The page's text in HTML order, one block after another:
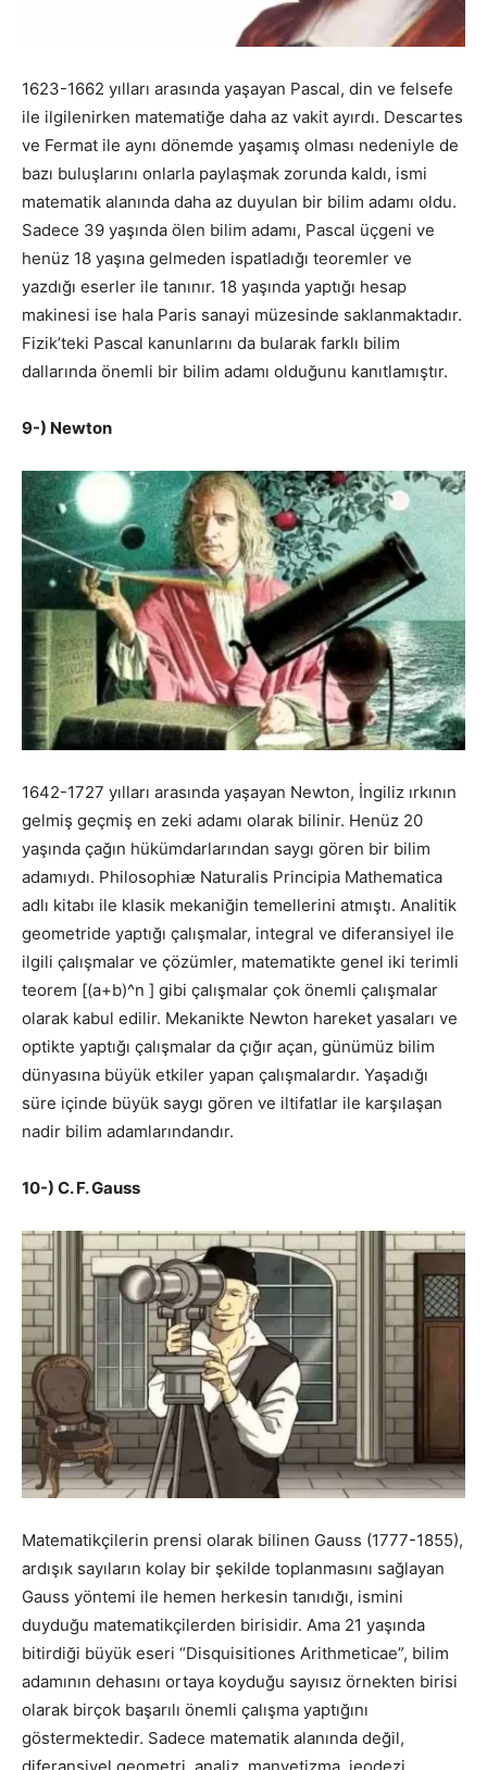
1623-1662 yılları arasında yaşayan Pascal, din ve felsefe
ile ilgilenirken matematiğe daha az vakit ayırdı. Descartes
ve Fermat ile aynı dönemde yaşamış olması nedeniyle de
bazı buluşlarını onlarla paylaşmak zorunda kaldı, ismi
matematik alanında daha az duyulan bir bilim adamı oldu.
Sadece 39 yaşında ölen bilim adamı, Pascal üçgeni ve
henüz 18 yaşına gelmeden ispatladığı teoremler ve
yazdığı eserler ile tanınır. 18 yaşında yaptığı hesap
makinesi ise hala Paris sanayi müzesinde saklanmaktadır.
Fizik’teki Pascal kanunlarını da bularak farklı bilim
dallarında önemli bir bilim adamı olduğunu kanıtlamıştır.
9-) Newton
1642-1727 yılları arasında yaşayan Newton, İngiliz ırkının
gelmiş geçmiş en zeki adamı olarak bilinir. Henüz 20
yaşında çağın hükümdarlarından saygı gören bir bilim
adamıydı. Philosophiæ Naturalis Principia Mathematica
adlı kitabı ile klasik mekaniğin temellerini atmıştı. Analitik
geometride yaptığı çalışmalar, integral ve diferansiyel ile
ilgili çalışmalar ve çözümler, matematikte genel iki terimli
teorem [(a+b)^n ] gibi çalışmalar çok önemli çalışmalar
olarak kabul edilir. Mekanikte Newton hareket yasaları ve
optikte yaptığı çalışmalar da çığır açan, günümüz bilim
dünyasına büyük etkiler yapan çalışmalardır. Yaşadığı
süre içinde büyük saygı gören ve iltifatlar ile karşılaşan
nadir bilim adamlarındandır.
10-) C. F. Gauss
Matematikçilerin prensi olarak bilinen Gauss (1777-1855),
ardışık sayıların kolay bir şekilde toplanmasını sağlayan
Gauss yöntemi ile hemen herkesin tanıdığı, ismini
duyduğu matematikçilerden birisidir. Ama 21 yaşında
bitirdiği büyük eseri “Disquisitiones Arithmeticae”, bilim
adamının dehasını ortaya koyduğu sayısız örnekten birisi
olarak birçok başarılı önemli çalışma yaptığını
göstermektedir. Sadece matematik alanında değil,